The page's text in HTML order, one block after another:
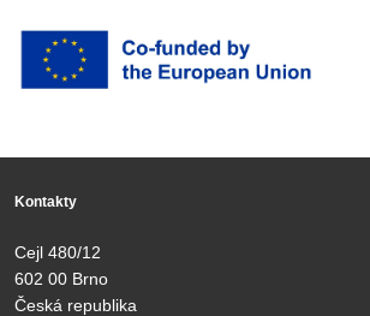
Kontakty
Cejl 480/12
602 00 Brno
Česká republika